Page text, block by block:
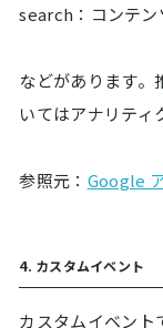
search：コンテン
などがあります。
いてはアナリティ
参照元： Google
4. カスタムイベント
カスタムイベント